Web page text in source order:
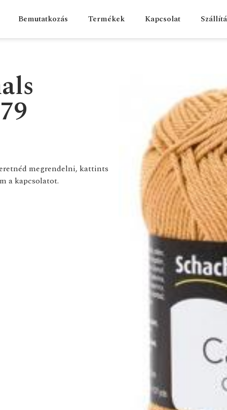
Bemutatkozás Termékek Kapcsolat
megrendelni, kattints
a kapcsolatot.